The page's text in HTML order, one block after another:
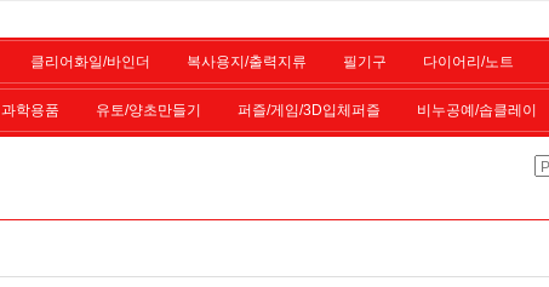
클리어화일/바인더 복사용지/출력지류 필기구 다이어리/노트
과학용품 유토/양초만들기 퍼즐/게임/3D입체퍼즐 비누공예/솝클레이